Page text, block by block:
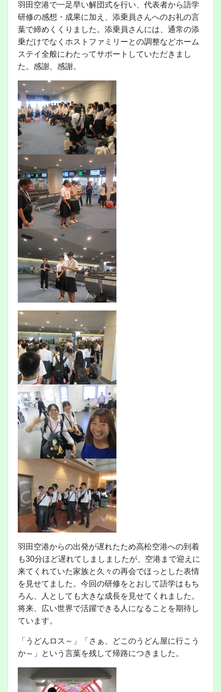
羽田空港で一足早い解団式を行い、代表者から語学
研修の感想・成果に加え、添乗員さんへのお礼の言
葉で締めくくりました。添乗員さんには、通常の添
乗だけでなくホストファミリーとの調整などホーム
ステイ全般にわたってサポートしていただきまし
た。感謝、感謝。
羽田空港からの出発が遅れたため高松空港への到着
も30分ほど遅れてしましましたが、空港まで迎えに
来てくれていた家族と久々の再会でほっとした表情
を見せてました。今回の研修をとおして語学はもち
ろん、人としても大きな成長を見せてくれました。
将来、広い世界で活躍できる人になることを期待し
ています。
「うどんロス～」「さぁ、どこのうどん屋に行こう
か～」という言葉を残して帰路につきました。